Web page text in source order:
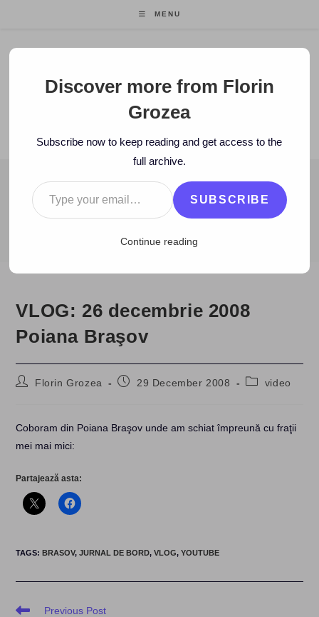
MENU
Florin Grozea
ENTREPRENEUR. FOUNDER/CEO MOCAPP.
BLOG
2008 > December > 29 > video > VLOG: 26 decembrie 2008
VLOG: 26 decembrie 2008
Poiana Braşov
PostFlorin Grozea
Post29 December 2008
Postvideo
Coboram din Poiana Braşov unde am schiat împreună cu fraţii
mei mai mici:
Partajează asta:
TAGS:BRASOV, JURNAL DE BORD, VLOG, YOUTUBE
Read
Previous Post
Discover more from Florin
Grozea
Subscribe now to keep reading and get access to the
full archive.
Type your email…
SUBSCRIBE
Continue reading